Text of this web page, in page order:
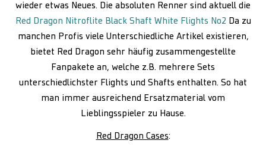
wieder etwas Neues. Die absoluten Renner sind aktuell die
Red Dragon Nitroflite Black Shaft White Flights No2 Da zu
manchen Profis viele Unterschiedliche Artikel existieren,
bietet Red Dragon sehr häufig zusammengestellte
Fanpakete an, welche z.B. mehrere Sets
unterschiedlichster Flights und Shafts enthalten. So hat
man immer ausreichend Ersatzmaterial vom
Lieblingsspieler zu Hause.
Red Dragon Cases: